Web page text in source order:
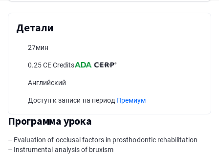
Детали
27мин
0.25 CE Credits
Английский
Доступ к записи на период Премиум
Программа урока
– Evaluation of occlusal factors in prosthodontic rehabilitation
– Instrumental analysis of bruxism